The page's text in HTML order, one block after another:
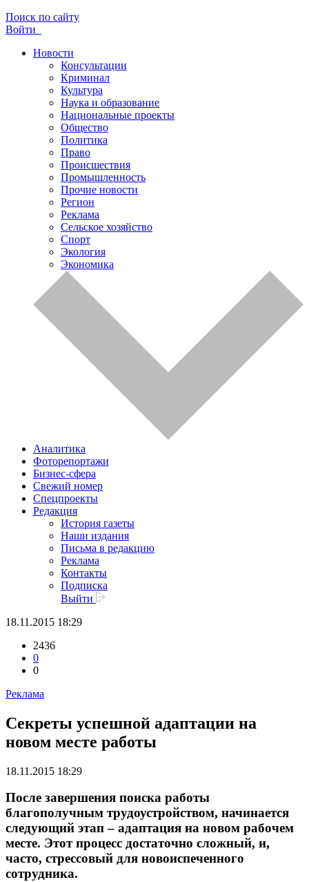
Поиск по сайту
Войти
Новости
Консультации
Криминал
Культура
Наука и образование
Национальные проекты
Общество
Политика
Право
Происшествия
Промышленность
Прочие новости
Регион
Реклама
Сельское хозяйство
Спорт
Экология
Экономика
Аналитика
Фоторепортажи
Бизнес-сфера
Свежий номер
Спецпроекты
Редакция
История газеты
Наши издания
Письма в редакцию
Реклама
Контакты
Подписка
Выйти
18.11.2015 18:29
2436
0
0
Реклама
Секреты успешной адаптации на
новом месте работы
18.11.2015 18:29
После завершения поиска работы
благополучным трудоустройством, начинается
следующий этап – адаптация на новом рабочем
месте. Этот процесс достаточно сложный, и,
часто, стрессовый для новоиспеченного
сотрудника.